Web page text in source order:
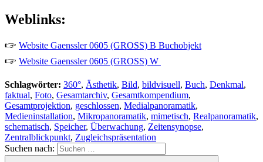
Weblinks:
🖙 Website Gaenssler 0605 (GROSS) B Buchobjekt
🖙 Website Gaenssler 0605 (GROSS) W
Schlagwörter: 360°, Ästhetik, Bild, bildvisuell, Buch, Denkmal,
faktual, Foto, Gesamtarchiv, Gesamtkompendium,
Gesamtprojektion, geschlossen, Medialpanoramatik,
Medieninstallation, Mikropanoramatik, mimetisch, Realpanoramatik,
schematisch, Speicher, Überwachung, Zeitensynopse,
Zentralblickpunkt, Zugleichspräsentation
Suchen nach: